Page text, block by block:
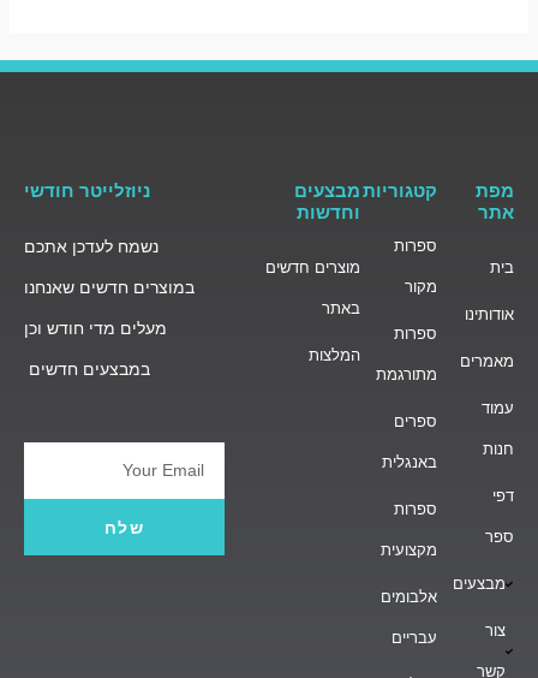
מפת
אתר
בית
אודותינו
מאמרים
עמוד
חנות
דפי
ספר
מבצעים
צור
קשר
קטגוריות
ספרות
מקור
ספרות
מתורגמת
ספרים
באנגלית
ספרות
מקצועית
אלבומים
עבריים
מבצעים
וחדשות
מוצרים חדשים
באתר
המלצות
ניוזלייטר חודשי
נשמח לעדכן אתכם
במוצרים חדשים שאנחנו
מעלים מדי חודש וכן
במבצעים חדשים
Email
שלח